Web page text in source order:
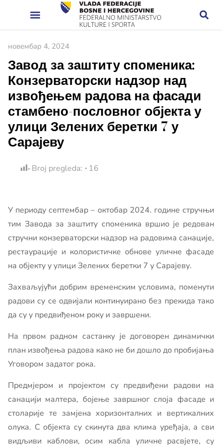
новембар 4, 2024
Завод за заштиту споменика:
Конзерваторски надзор над
извођењем радова на фасади
стамбено-пословног објекта у
улици Зелених беретки 7 у
Сарајеву
Broj pregleda: 16
У периоду септембар – октобар 2024. године стручњи
тим Завода за заштиту споменика вршио је редован
стручни конзерваторски надзор на радовима санације,
рестаурације и колористичке обнове уличне фасаде
на објекту у улици Зелених беретки 7 у Сарајеву.
Захваљујући добрим временским условима, поменути
радови су се одвијали континуирано без прекида тако
да су у предвиђеном року и завршени.
На првом радном састанку је договорен динамички
план извођења радова како не би дошло до пробијања
Уговором задатог рока.
Предмјером и пројектом су предвиђени радови на
санацији малтера, бојење завршног слоја фасаде и
столарије те замјена хоризонталних и вертикалних
олука. С објекта су скинута два клима уређаја, а сви
видљиви каблови, осим кабла уличне расвјете, су